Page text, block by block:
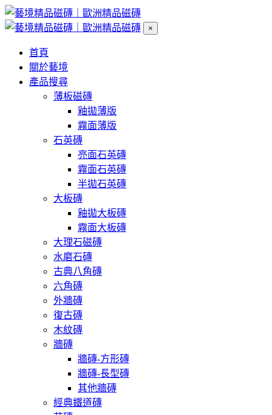
×
首頁
關於藝境
產品搜尋
薄板磁磚
釉拋薄版
霧面薄版
石英磚
亮面石英磚
霧面石英磚
半拋石英磚
大板磚
釉拋大板磚
霧面大板磚
大理石磁磚
水磨石磚
古典八角磚
六角磚
外牆磚
復古磚
木紋磚
牆磚
牆磚-方形磚
牆磚-長型磚
其他牆磚
經典鐵道磚